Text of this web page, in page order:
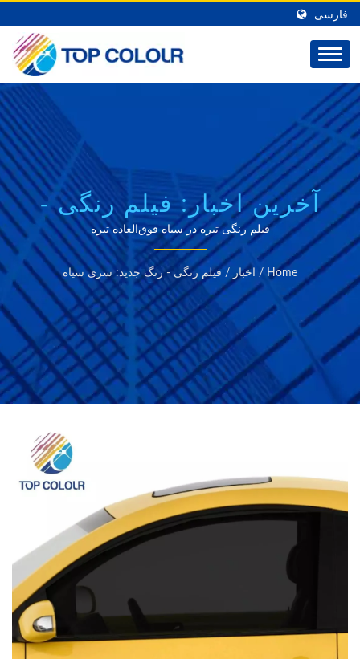
فارسی
آخرین اخبار: فیلم رنگی -
رنگ جدید: سری سیاه |
TOP COLOUR
فیلم رنگی تیره در سیاه فوق‌العاده تیره
Home
/ اخبار / فیلم رنگی - رنگ جدید: سری سیاه